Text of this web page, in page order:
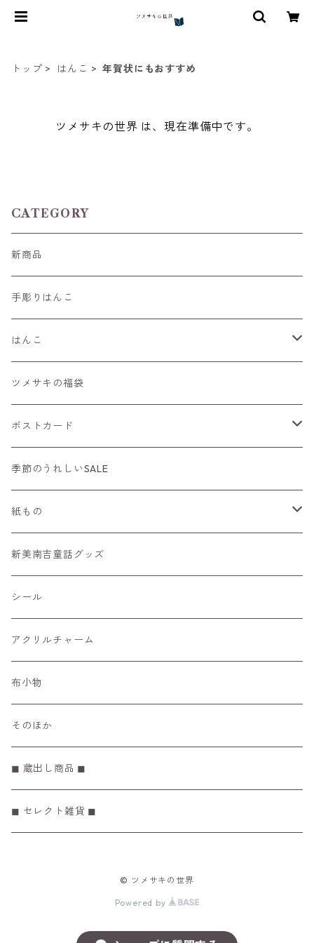
トップ はんこ 年賀状にもおすすめ
ツメサキの世界 は、現在準備中です。
CATEGORY
新商品
手彫りはんこ
はんこ
手帳におすすめ
年賀状にもおすすめ
猫はんこ
季節のはんこ
どうぶつはんこ
ツメサキの福袋
ポストカード
ニューイヤーカード
季節のうれしいSALE
紙もの
一筆箋
カード
レターセット
マスキングテープ
ぽち袋
メモ帳 / リフィル
新美南吉童話グッズ
シール
アクリルチャーム
布小物
そのほか
◼︎ 蔵出し商品 ◼︎
◼︎ セレクト雑貨 ◼︎
© ツメサキの世界
Powered by